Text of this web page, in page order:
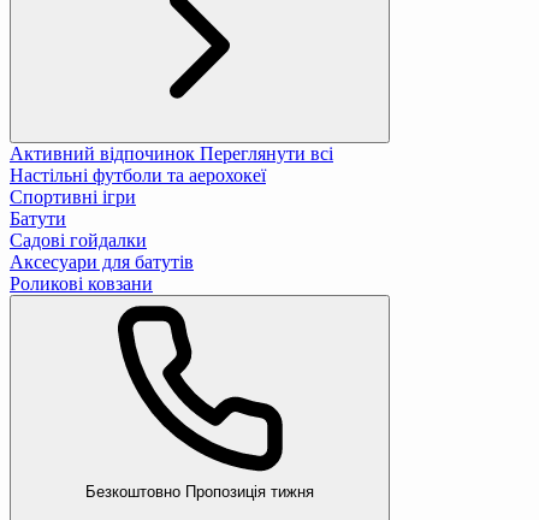
Активний відпочинок Переглянути всі
Настільні футболи та аерохокеї
Спортивні ігри
Батути
Садові гойдалки
Аксесуари для батутів
Роликові ковзани
Безкоштовно Пропозиція тижня